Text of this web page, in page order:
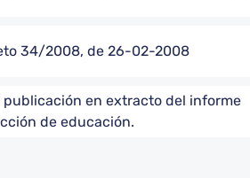
34/2008, de 26-02-2008
publicación en extracto del informe
de educación.